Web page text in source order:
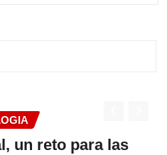
un reto para las